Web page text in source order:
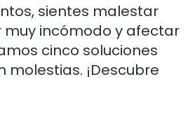
sientes malestar
incómodo y afectar
cinco soluciones
¡Descubre